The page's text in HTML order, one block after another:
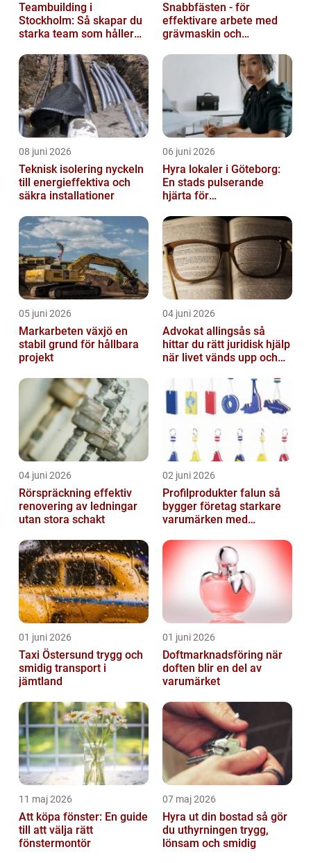
Teambuilding i
Stockholm: Så skapar du
starka team som håller
Snabbfästen - för
effektivare arbete med
grävmaskin och
08 juni 2026
Teknisk isolering nyckeln
till energieffektiva och
säkra installationer
06 juni 2026
Hyra lokaler i Göteborg:
En stads pulserande
hjärta för
05 juni 2026
Markarbeten växjö en
stabil grund för hållbara
projekt
04 juni 2026
Advokat allingsås så
hittar du rätt juridisk hjälp
när livet vänds upp och
04 juni 2026
Rörspräckning effektiv
renovering av ledningar
utan stora schakt
02 juni 2026
Profilprodukter falun så
bygger företag starkare
varumärken med
01 juni 2026
Taxi Östersund trygg och
smidig transport i
jämtland
01 juni 2026
Doftmarknadsföring när
doften blir en del av
varumärket
11 maj 2026
Att köpa fönster: En guide
till att välja rätt
fönstermontör
07 maj 2026
Hyra ut din bostad så gör
du uthyrningen trygg,
lönsam och smidig